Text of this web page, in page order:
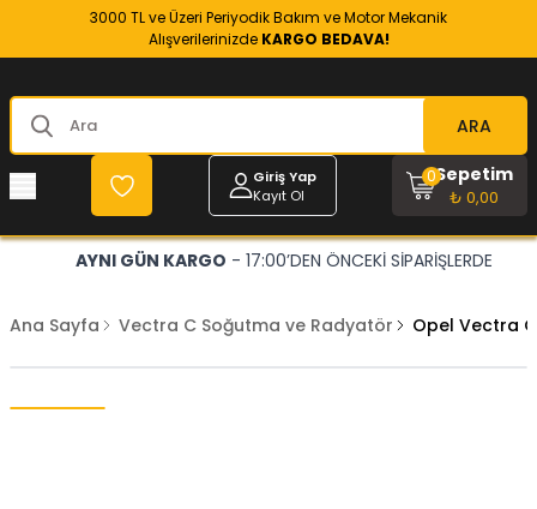
3000 TL ve Üzeri Periyodik Bakım ve Motor Mekanik
Alışverilerinizde KARGO BEDAVA!
ARA
Giriş Yap
Kayıt Ol
Sepetim
₺ 0,00
0
AYNI GÜN KARGO - 17:00’DEN ÖNCEKİ SİPARİŞLERDE
Ana Sayfa Vectra C Soğutma ve Radyatör Opel Vectra